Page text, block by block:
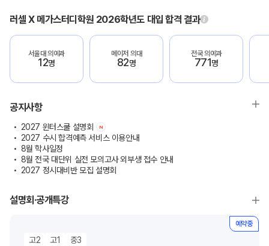
러셀 X 메가스터디학원 2026학년도 대입 합격 결과
서울대 의예과
12명
메이저 의대
82명
전국 의예과
771명
공지사항
2027 윈터스쿨 설명회 N
2027 수시 합격예측 서비스 이용안내
8월 학사일정
8월 전국 대단위 실전 모의고사 외부생 접수 안내
2027 정시대비반 모집 설명회
설명회·공개특강
고2 고1 중3
예약중